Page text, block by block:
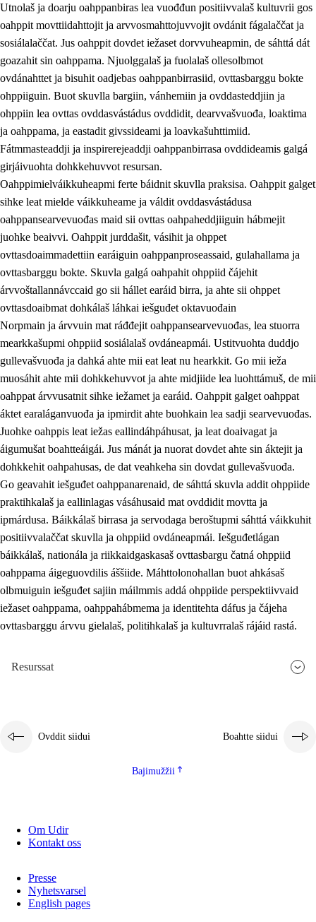
3. Skuvlla praksisa prinsihpat
Fátmmasteaddji oahppanbiras
3.2 Oahpaheapmi ja heivehuvvon oahpahus
3.3 Ovttasbargu ruovttu ja skuvlla gaskka
3.4 Oahpahus oahppofitnodagas ja bargoeallimis
3.5 Profešuvdnasearvevuohta ja skuvlaovdáneapmi
Utnolaš ja doarju oahppanbiras lea vuođđun positiivvalaš kultuvrii gos
oahppit movttiidahttojit ja arvvosmahttojuvvojit ovdánit fágalaččat ja
sosiálalaččat. Jus oahppit dovdet iežaset dorvvuheapmin, de sáhttá dát
goazahit sin oahppama. Njuolggalaš ja fuolalaš ollesolbmot
ovdánahttet ja bisuhit oadjebas oahppanbirrasiid, ovttasbarggu bokte
ohppiiguin. Buot skuvlla bargiin, vánhemiin ja ovddasteddjiin ja
ohppiin lea ovttas ovddasvástádus ovddidit, dearvvašvuođa, loaktima
ja oahppama, ja eastadit givssideami ja loavkašuhttimiid.
Fátmmasteaddji ja inspirerejeaddji oahppanbirrasa ovddideamis galgá
girjáivuohta dohkkehuvvot resursan.
Oahppimielváikkuheapmi ferte báidnit skuvlla praksisa. Oahppit galget
sihke leat mielde váikkuheame ja váldit ovddasvástádusa
oahppansearvevuođas maid sii ovttas oahpaheddjiiguin hábmejit
juohke beaivvi. Oahppit jurddašit, vásihit ja ohppet
ovttasdoaimmadettiin earáiguin oahppanproseassaid, gulahallama ja
ovttasbarggu bokte. Skuvla galgá oahpahit ohppiid čájehit
árvvoštallannávccaid go sii hállet earáid birra, ja ahte sii ohppet
ovttasdoaibmat dohkálaš láhkai iešguđet oktavuođain
Norpmain ja árvvuin mat ráđđejit oahppansearvevuođas, lea stuorra
mearkkašupmi ohppiid sosiálalaš ovdáneapmái. Ustitvuohta duddjo
gullevašvuođa ja dahká ahte mii eat leat nu hearkkit. Go mii ieža
muosáhit ahte mii dohkkehuvvot ja ahte midjiide lea luohttámuš, de mii
oahppat árvvusatnit sihke iežamet ja earáid. Oahppit galget oahppat
áktet earaláganvuođa ja ipmirdit ahte buohkain lea sadji searvevuođas.
Juohke oahppis leat iežas eallindáhpáhusat, ja leat doaivagat ja
áigumušat boahtteáigái. Jus mánát ja nuorat dovdet ahte sin áktejit ja
dohkkehit oahpahusas, de dat veahkeha sin dovdat gullevašvuođa.
Go geavahit iešguđet oahppanarenaid, de sáhttá skuvla addit ohppiide
praktihkalaš ja eallinlagas vásáhusaid mat ovddidit movtta ja
ipmárdusa. Báikkálaš birrasa ja servodaga beroštupmi sáhttá váikkuhit
positiivvalaččat skuvlla ja ohppiid ovdáneapmái. Iešguđetlágan
báikkálaš, nationála ja riikkaidgaskasaš ovttasbargu čatná ohppiid
oahppama áigeguovdilis áššiide. Máhttolonohallan buot ahkásaš
olbmuiguin iešguđet sajiin máilmmis addá ohppiide perspektiivvaid
iežaset oahppama, oahppahábmema ja identitehta dáfus ja čájeha
ovttasbarggu árvvu gielalaš, politihkalaš ja kultuvrralaš rájáid rastá.
Resurssat
Ovddit siidui Boahtte siidui
Bajimužžii
Om Udir
Kontakt oss
Presse
Nyhetsvarsel
English pages